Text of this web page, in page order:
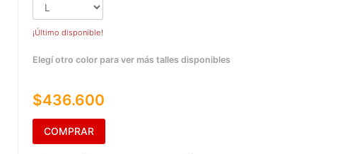
¡Último disponible!
Elegí otro color para ver más talles disponibles
$436.600
COMPRAR